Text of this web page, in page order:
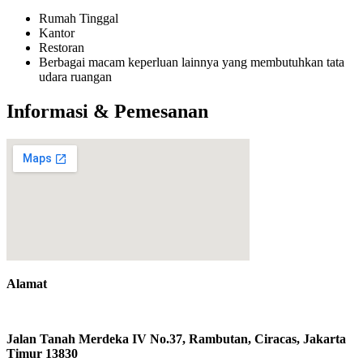
Rumah Tinggal
Kantor
Restoran
Berbagai macam keperluan lainnya yang membutuhkan tata
udara ruangan
Informasi & Pemesanan
Alamat
Jalan Tanah Merdeka IV No.37, Rambutan, Ciracas, Jakarta
Timur 13830